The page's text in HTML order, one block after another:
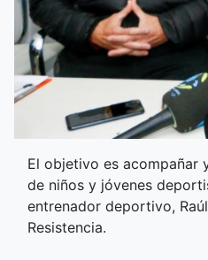
El objetivo es acompañar
de niños y jóvenes
entrenador deportivo,
Resistencia.